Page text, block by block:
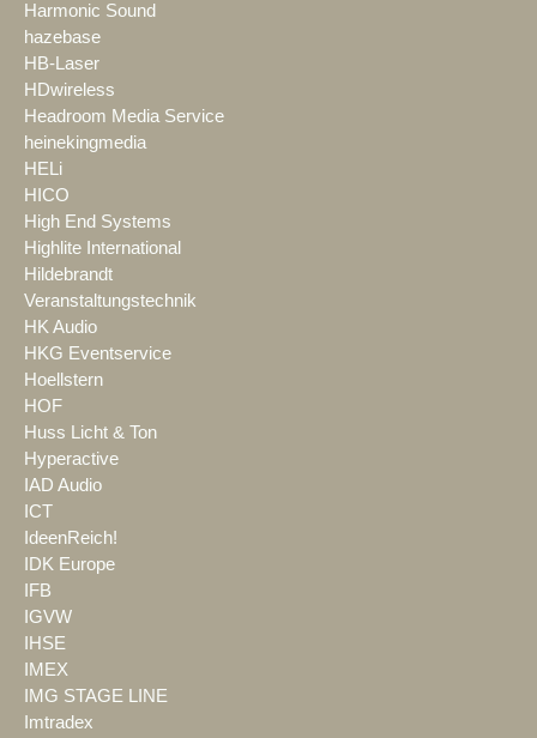
Harmonic Sound
hazebase
HB-Laser
HDwireless
Headroom Media Service
heinekingmedia
HELi
HICO
High End Systems
Highlite International
Hildebrandt
Veranstaltungstechnik
HK Audio
HKG Eventservice
Hoellstern
HOF
Huss Licht & Ton
Hyperactive
IAD Audio
ICT
IdeenReich!
IDK Europe
IFB
IGVW
IHSE
IMEX
IMG STAGE LINE
Imtradex